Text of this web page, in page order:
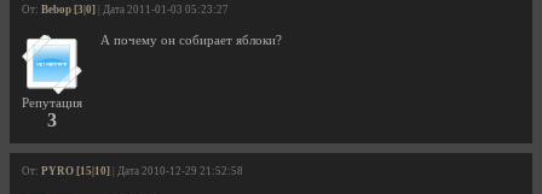
От: Bebop [3|0] | Дата 2011-01-03 05:23:27
Репутация
3
А почему он собирает яблоки?
От: PYRO [15|10] | Дата 2010-12-29 21:52:58